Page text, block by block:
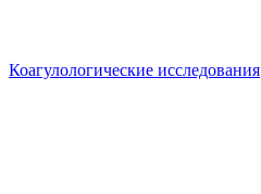
Коагулологические исследования